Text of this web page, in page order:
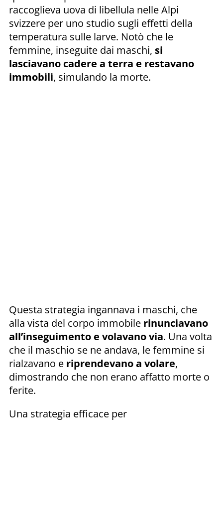
raccoglieva uova di libellula nelle Alpi
svizzere per uno studio sugli effetti della
temperatura sulle larve. Notò che le
femmine, inseguite dai maschi, si
lasciavano cadere a terra e restavano
immobili, simulando la morte.
Questa strategia ingannava i maschi, che
alla vista del corpo immobile rinunciavano
all’inseguimento e volavano via. Una volta
che il maschio se ne andava, le femmine si
rialzavano e riprendevano a volare,
dimostrando che non erano affatto morte o
ferite.
Una strategia efficace per